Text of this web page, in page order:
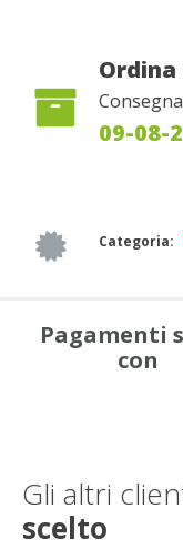
Ordina
09-08-
Categoria:
Pagamenti
con
Gli altri
scelto